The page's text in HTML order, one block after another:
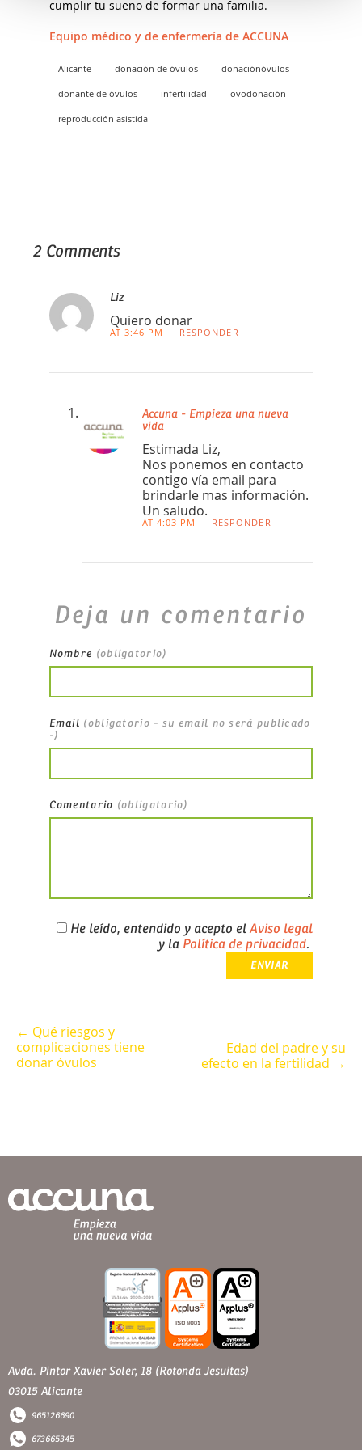
cumplir tu sueño de formar una familia.
Equipo médico y de enfermería de ACCUNA
Alicante donación de óvulos donaciónóvulos
donante de óvulos infertilidad ovodonación
reproducción asistida
2 Comments
Liz
Quiero donar
AT 3:46 PM RESPONDER
Accuna - Empieza una nueva
vida
Estimada Liz,
Nos ponemos en contacto
contigo vía email para
brindarle mas información.
Un saludo.
AT 4:03 PM RESPONDER
Deja un comentario
Nombre (obligatorio)
Email (obligatorio - su email no será publicado
-)
Comentario (obligatorio)
He leído, entendido y acepto elAviso legal
y la Política de privacidad.
← Qué riesgos y
complicaciones tiene
donar óvulos
Edad del padre y su
efecto en la fertilidad →
Avda. Pintor Xavier Soler, 18 (Rotonda Jesuitas)
03015 Alicante
965126690
673665345